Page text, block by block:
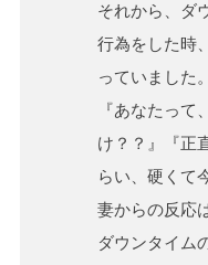
それから、ダ
行為をした時
っていました。
『あなたって
け？？』『正
らい、硬くて
妻からの反応
ダウンタイム